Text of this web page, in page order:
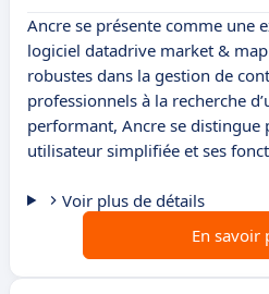
Ancre se présente comme une
logiciel datadrive market &
robustes dans la gestion de
professionnels à la recherche
performant, Ancre se distingue
utilisateur simplifiée et ses
Voir plus de détails
En savoir